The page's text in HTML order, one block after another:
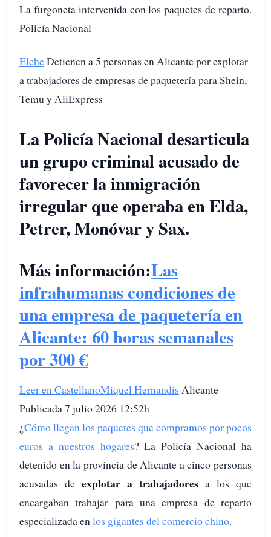
La furgoneta intervenida con los paquetes de reparto.
Policía Nacional
ElcheDetienen a 5 personas en Alicante por explotar
a trabajadores de empresas de paquetería para Shein,
Temu y AliExpress
La Policía Nacional desarticula
un grupo criminal acusado de
favorecer la inmigración
irregular que operaba en Elda,
Petrer, Monóvar y Sax.
Más información:Las
infrahumanas condiciones de
una empresa de paquetería en
Alicante: 60 horas semanales
por 300 €
Leer en CastellanoMiquel Hernandis Alicante
Publicada 7 julio 2026 12:52h
¿Cómo llegan los paquetes que compramos por pocos
euros a nuestros hogares? La Policía Nacional ha
detenido en la provincia de Alicante a cinco personas
acusadas de explotar a trabajadores a los que
encargaban trabajar para una empresa de reparto
especializada enlos gigantes del comercio chino.